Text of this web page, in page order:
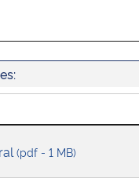
(pdf - 1 MB)